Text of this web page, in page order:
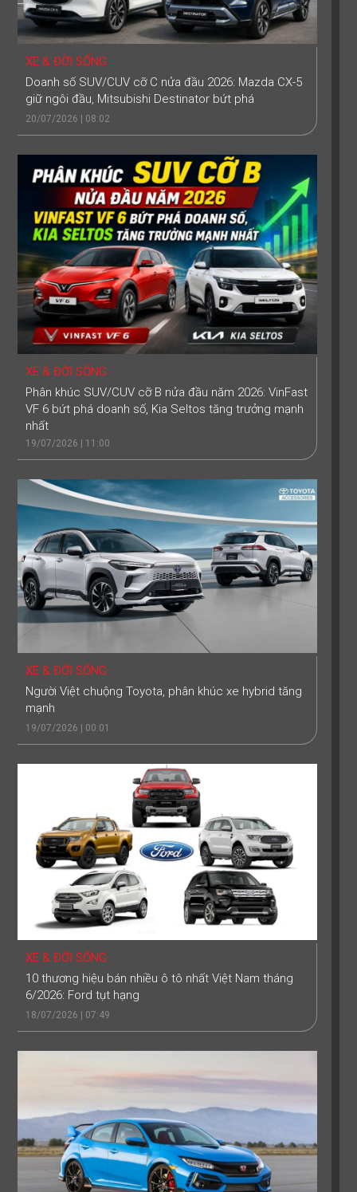
XE & ĐỜI SỐNG
Doanh số SUV/CUV cỡ C nửa đầu 2026: Mazda CX-5
giữ ngôi đầu, Mitsubishi Destinator bứt phá
20/07/2026 | 08:02
XE & ĐỜI SỐNG
Phân khúc SUV/CUV cỡ B nửa đầu năm 2026: VinFast
VF 6 bứt phá doanh số, Kia Seltos tăng trưởng mạnh
nhất
19/07/2026 | 11:00
XE & ĐỜI SỐNG
Người Việt chuộng Toyota, phân khúc xe hybrid tăng
mạnh
19/07/2026 | 00:01
XE & ĐỜI SỐNG
10 thương hiệu bán nhiều ô tô nhất Việt Nam tháng
6/2026: Ford tụt hạng
18/07/2026 | 07:49